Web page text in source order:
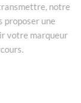
notre
proposer une
votre marqueur